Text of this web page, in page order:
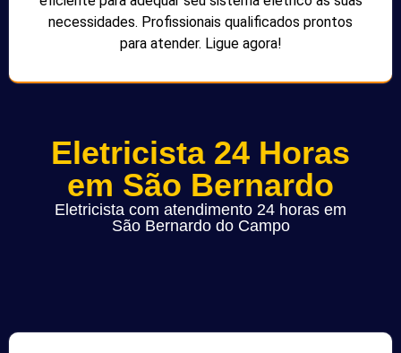
necessidades. Profissionais qualificados prontos
para atender. Ligue agora!
Eletricista 24 Horas
em São Bernardo
Eletricista com atendimento 24 horas em
São Bernardo do Campo